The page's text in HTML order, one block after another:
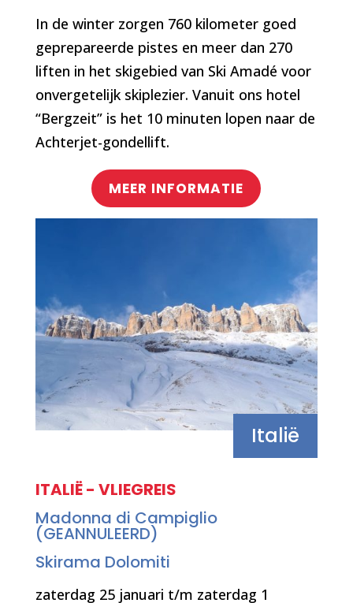
In de winter zorgen 760 kilometer goed
geprepareerde pistes en meer dan 270
liften in het skigebied van Ski Amadé voor
onvergetelijk skiplezier. Vanuit ons hotel
“Bergzeit” is het 10 minuten lopen naar de
Achterjet-gondellift.
MEER INFORMATIE
Italië
ITALIË - VLIEGREIS
Madonna di Campiglio
(GEANNULEERD)
Skirama Dolomiti
zaterdag 25 januari t/m zaterdag 1